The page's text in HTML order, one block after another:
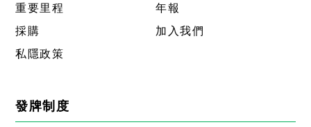
重要里程
年報
採購
加入我們
私隱政策
發牌制度